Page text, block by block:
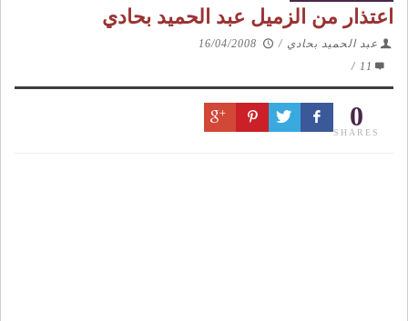
اعتذار من الزميل عبد الحميد بحادي
عبد الحميد بحادي /
16/04/2008
11
/
0
SHARES